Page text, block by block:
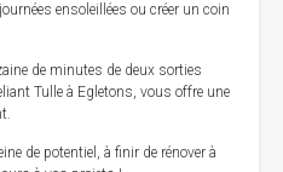
ensoleillées ou créer un coin
de minutes de deux sorties
Tulle à Egletons, vous offre une
de potentiel, à finir de rénover à